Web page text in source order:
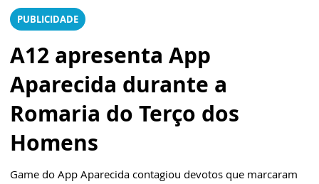
PUBLICIDADE
A12 apresenta App
Aparecida durante a
Romaria do Terço dos
Homens
Game do App Aparecida contagiou devotos que marcaram